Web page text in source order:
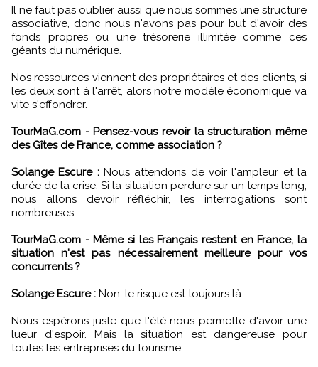
Il ne faut pas oublier aussi que nous sommes une structure
associative, donc nous n'avons pas pour but d'avoir des
fonds propres ou une trésorerie illimitée comme ces
géants du numérique.
Nos ressources viennent des propriétaires et des clients, si
les deux sont à l'arrêt, alors notre modèle économique va
vite s'effondrer.
TourMaG.com - Pensez-vous revoir la structuration même
des Gîtes de France, comme association ?
Solange Escure :Nous attendons de voir l'ampleur et la
durée de la crise. Si la situation perdure sur un temps long,
nous allons devoir réfléchir, les interrogations sont
nombreuses.
TourMaG.com - Même si les Français restent en France, la
situation n'est pas nécessairement meilleure pour vos
concurrents ?
Solange Escure : Non, le risque est toujours là.
Nous espérons juste que l'été nous permette d'avoir une
lueur d'espoir. Mais la situation est dangereuse pour
toutes les entreprises du tourisme.